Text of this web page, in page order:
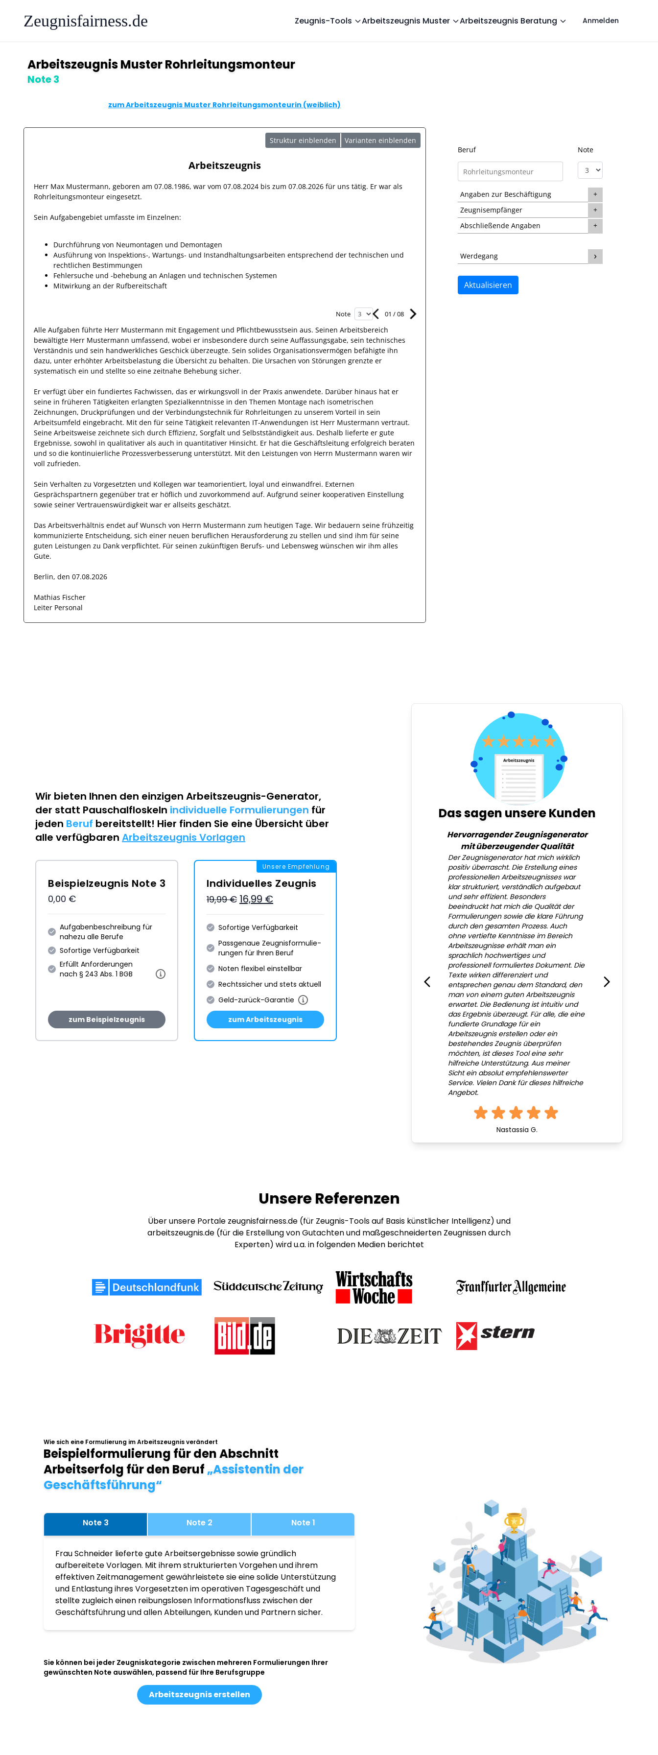
Zeugnisfairness.de Zeugnis-Tools Arbeitszeugnis Muster Arbeitszeugnis Beratung Anmelden
Arbeitszeugnis Muster Rohrleitungsmonteur
Note 3
zum Arbeitszeugnis Muster Rohrleitungsmonteurin (weiblich)
Struktur einblenden Varianten einblenden
Arbeitszeugnis
Herr Max Mustermann, geboren am 07.08.1986, war vom 07.08.2024 bis zum 07.08.2026 für uns tätig. Er war als
Rohrleitungsmonteur eingesetzt.
Sein Aufgabengebiet umfasste im Einzelnen:
Durchführung von Neumontagen und Demontagen
Ausführung von Inspektions-, Wartungs- und Instandhaltungsarbeiten entsprechend der technischen und
rechtlichen Bestimmungen
Fehlersuche und -behebung an Anlagen und technischen Systemen
Mitwirkung an der Rufbereitschaft
Note 01 /08
Alle Aufgaben führte Herr Mustermann mit Engagement und Pflichtbewusstsein aus. Seinen Arbeitsbereich
bewältigte Herr Mustermann umfassend, wobei er insbesondere durch seine Auffassungsgabe, sein technisches
Verständnis und sein handwerkliches Geschick überzeugte. Sein solides Organisationsvermögen befähigte ihn
dazu, unter erhöhter Arbeitsbelastung die Übersicht zu behalten. Die Ursachen von Störungen grenzte er
systematisch ein und stellte so eine zeitnahe Behebung sicher.
Er verfügt über ein fundiertes Fachwissen, das er wirkungsvoll in der Praxis anwendete. Darüber hinaus hat er
seine in früheren Tätigkeiten erlangten Spezialkenntnisse in den Themen Montage nach isometrischen
Zeichnungen, Druckprüfungen und der Verbindungstechnik für Rohrleitungen zu unserem Vorteil in sein
Arbeitsumfeld eingebracht. Mit den für seine Tätigkeit relevanten IT-Anwendungen ist Herr Mustermann vertraut.
Seine Arbeitsweise zeichnete sich durch Effizienz, Sorgfalt und Selbstständigkeit aus. Deshalb lieferte er gute
Ergebnisse, sowohl in qualitativer als auch in quantitativer Hinsicht. Er hat die Geschäftsleitung erfolgreich beraten
und so die kontinuierliche Prozessverbesserung unterstützt. Mit den Leistungen von Herrn Mustermann waren wir
voll zufrieden.
Sein Verhalten zu Vorgesetzten und Kollegen war teamorientiert, loyal und einwandfrei. Externen
Gesprächspartnern gegenüber trat er höflich und zuvorkommend auf. Aufgrund seiner kooperativen Einstellung
sowie seiner Vertrauenswürdigkeit war er allseits geschätzt.
Das Arbeitsverhältnis endet auf Wunsch von Herrn Mustermann zum heutigen Tage. Wir bedauern seine frühzeitig
kommunizierte Entscheidung, sich einer neuen beruflichen Herausforderung zu stellen und sind ihm für seine
guten Leistungen zu Dank verpflichtet. Für seinen zukünftigen Berufs- und Lebensweg wünschen wir ihm alles
Gute.
Berlin, den 07.08.2026
Mathias Fischer
Leiter Personal
Beruf Note
Angaben zur Beschäftigung
Zeugnisempfänger
Abschließende Angaben
Werdegang
Aktualisieren
Wir bieten Ihnen den einzigen Arbeitszeugnis-Generator,
der statt Pauschalfloskeln individuelle Formulierungen für
jeden Beruf bereitstellt! Hier finden Sie eine Übersicht über
alle verfügbaren Arbeitszeugnis Vorlagen
Beispielzeugnis Note 3
0,00 €
Aufgabenbeschreibung für
nahezu alle Berufe
Sofortige Verfügbarkeit
Erfüllt Anforderungen
nach § 243 Abs. 1 BGB
zum Beispielzeugnis
Unsere Empfehlung
Individuelles Zeugnis
19,99 € 16,99 €
Sofortige Verfügbarkeit
Passgenaue Zeugnis­formulie­
rungen für Ihren Beruf
Noten flexibel einstellbar
Rechtssicher und stets aktuell
Geld-zurück-Garantie
zum Arbeitszeugnis
Das sagen unsere Kunden
Hervorragender Zeugnisgenerator
mit überzeugender Qualität
Der Zeugnisgenerator hat mich wirklich
positiv überrascht. Die Erstellung eines
professionellen Arbeitszeugnisses war
klar strukturiert, verständlich aufgebaut
und sehr effizient. Besonders
beeindruckt hat mich die Qualität der
Formulierungen sowie die klare Führung
durch den gesamten Prozess. Auch
ohne vertiefte Kenntnisse im Bereich
Arbeitszeugnisse erhält man ein
sprachlich hochwertiges und
professionell formuliertes Dokument. Die
Texte wirken differenziert und
entsprechen genau dem Standard, den
man von einem guten Arbeitszeugnis
erwartet. Die Bedienung ist intuitiv und
das Ergebnis überzeugt. Für alle, die eine
fundierte Grundlage für ein
Arbeitszeugnis erstellen oder ein
bestehendes Zeugnis überprüfen
möchten, ist dieses Tool eine sehr
hilfreiche Unterstützung. Aus meiner
Sicht ein absolut empfehlenswerter
Service. Vielen Dank für dieses hilfreiche
Angebot.
Nastassia G.
Unsere Referenzen
Über unsere Portale zeugnisfairness.de (für Zeugnis-Tools auf Basis künstlicher Intelligenz) und
arbeitszeugnis.de (für die Erstellung von Gutachten und maßgeschneiderten Zeugnissen durch
Experten) wird u.a. in folgenden Medien berichtet
Wie sich eine Formulierung im Arbeitszeugnis verändert
Beispielformulierung für den Abschnitt
Arbeitserfolg für den Beruf „Assistentin der
Geschäftsführung“
Note 3 Note 2 Note 1
Frau Schneider lieferte gute Arbeitsergebnisse sowie gründlich
aufbereitete Vorlagen. Mit ihrem strukturierten Vorgehen und ihrem
effektiven Zeitmanagement gewährleistete sie eine solide Unterstützung
und Entlastung ihres Vorgesetzten im operativen Tagesgeschäft und
stellte zugleich einen reibungslosen Informationsfluss zwischen der
Geschäftsführung und allen Abteilungen, Kunden und Partnern sicher.
Sie können bei jeder Zeugniskategorie zwischen mehreren Formulierungen Ihrer
gewünschten Note auswählen, passend für Ihre Berufsgruppe
Arbeitszeugnis erstellen